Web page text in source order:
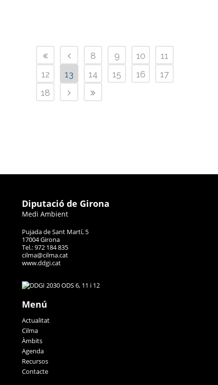
8 9 10
11
12
13 14 15 16
17
18
Diputació de Girona
Medi Ambient
Pujada de Sant Martí, 5
17004 Girona
Tel.: 972 184 835
cilma@cilma.cat
www.ddgi.cat
Menú
Actualitat
Cilma
Àmbits
Agenda
Recursos
Contacte